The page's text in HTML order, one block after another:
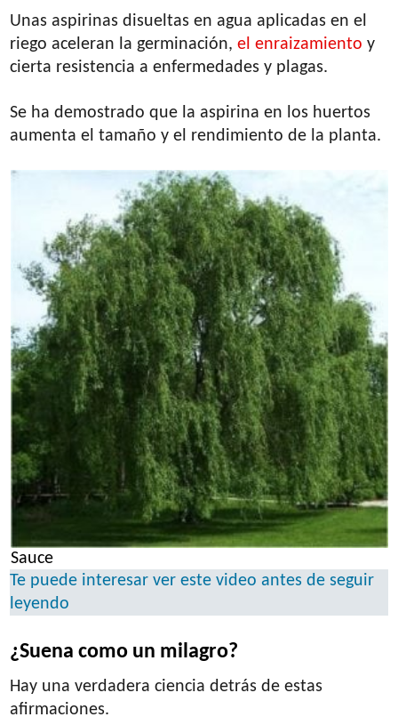
Unas aspirinas disueltas en agua aplicadas en el
riego aceleran la germinación,el enraizamiento y
cierta resistencia a enfermedades y plagas.
Se ha demostrado que la aspirina en los huertos
aumenta el tamaño y el rendimiento de la planta.
Sauce
Te puede interesar ver este video antes de seguir
leyendo
¿Suena como un milagro?
Hay una verdadera ciencia detrás de estas
afirmaciones.